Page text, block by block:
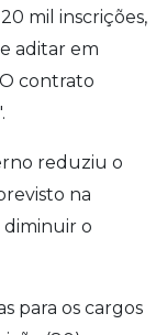
mil inscrições,
aditar em
contrato
reduziu o
na
diminuir o
para os cargos